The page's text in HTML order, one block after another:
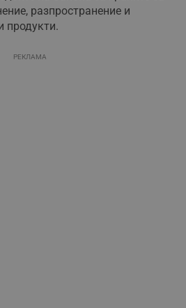
разпространение и
продукти.
РЕКЛАМА